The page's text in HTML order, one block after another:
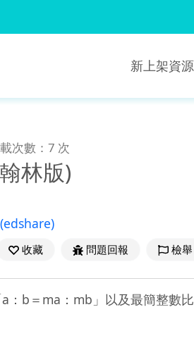
新上架資源
次數：7 次
林版)
(edshare)
收藏 問題回報 檢舉
：b＝ma：mb」以及最簡整數